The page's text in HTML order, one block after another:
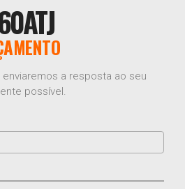
a resposta ao seu
possível.